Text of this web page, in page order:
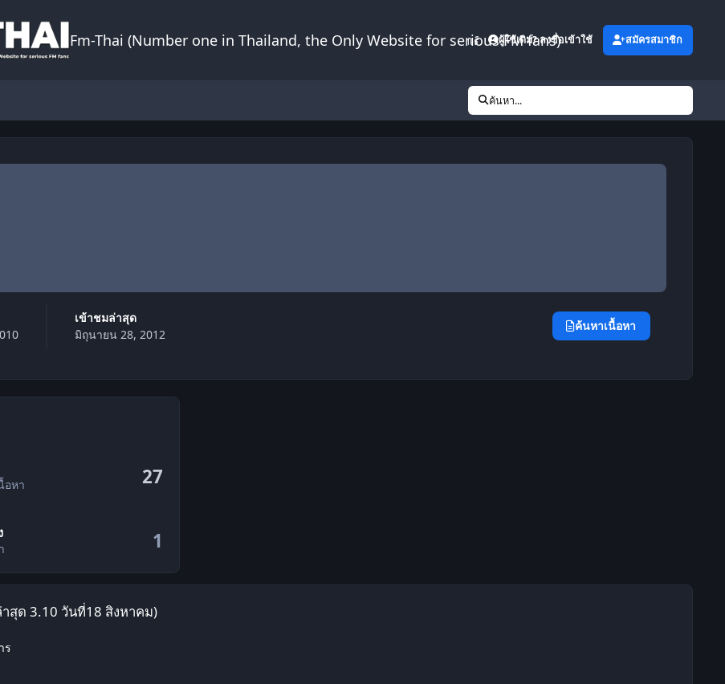
Fm-Thai (Number one in Thailand, the Only Website for serious FM fans)
เพิ่มเติม ผู้ใช้เดิม? ลงชื่อเข้าใช้ สมัครสมาชิก
ค้นหา...
เข้าชมล่าสุด
มิถุนายน 28, 2012
ค้นหาเนื้อหา
อหา 27
1
หาคม)
สุด 3.10 วันที่18 สิงหาคม)
ร